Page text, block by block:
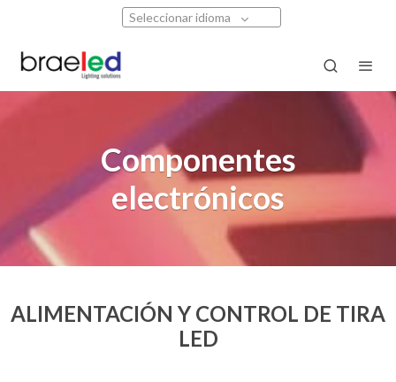
Seleccionar idioma
Componentes
electrónicos
ALIMENTACIÓN Y CONTROL DE TIRA
LED